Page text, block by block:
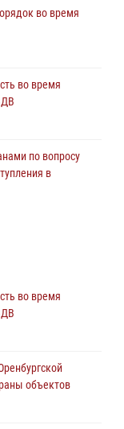
во время
во время
по вопросу
в
Дня
мужчина в тяжелой
во время
объектов